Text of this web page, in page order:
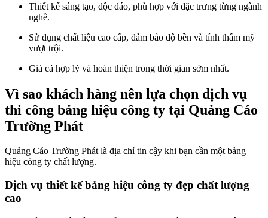
Thiết kế sáng tạo, độc đáo, phù hợp với đặc trưng từng ngành
nghề.
Sử dụng chất liệu cao cấp, đảm bảo độ bền và tính thẩm mỹ
vượt trội.
Giá cả hợp lý và hoàn thiện trong thời gian sớm nhất.
Vì sao khách hàng nên lựa chọn dịch vụ
thi công bảng hiệu công ty tại Quảng Cáo
Trường Phát
Quảng Cáo Trường Phát là địa chỉ tin cậy khi bạn cần một bảng
hiệu công ty chất lượng.
Dịch vụ thiết kế bảng hiệu công ty đẹp chất lượng
cao